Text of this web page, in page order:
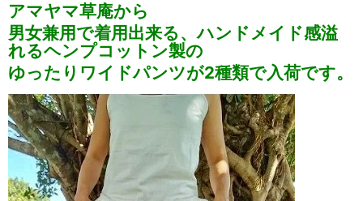
アマヤマ草庵から
男女兼用で着用出来る、ハンドメイド感溢
れるヘンプコットン製の
ゆったりワイドパンツが2種類で入荷です。